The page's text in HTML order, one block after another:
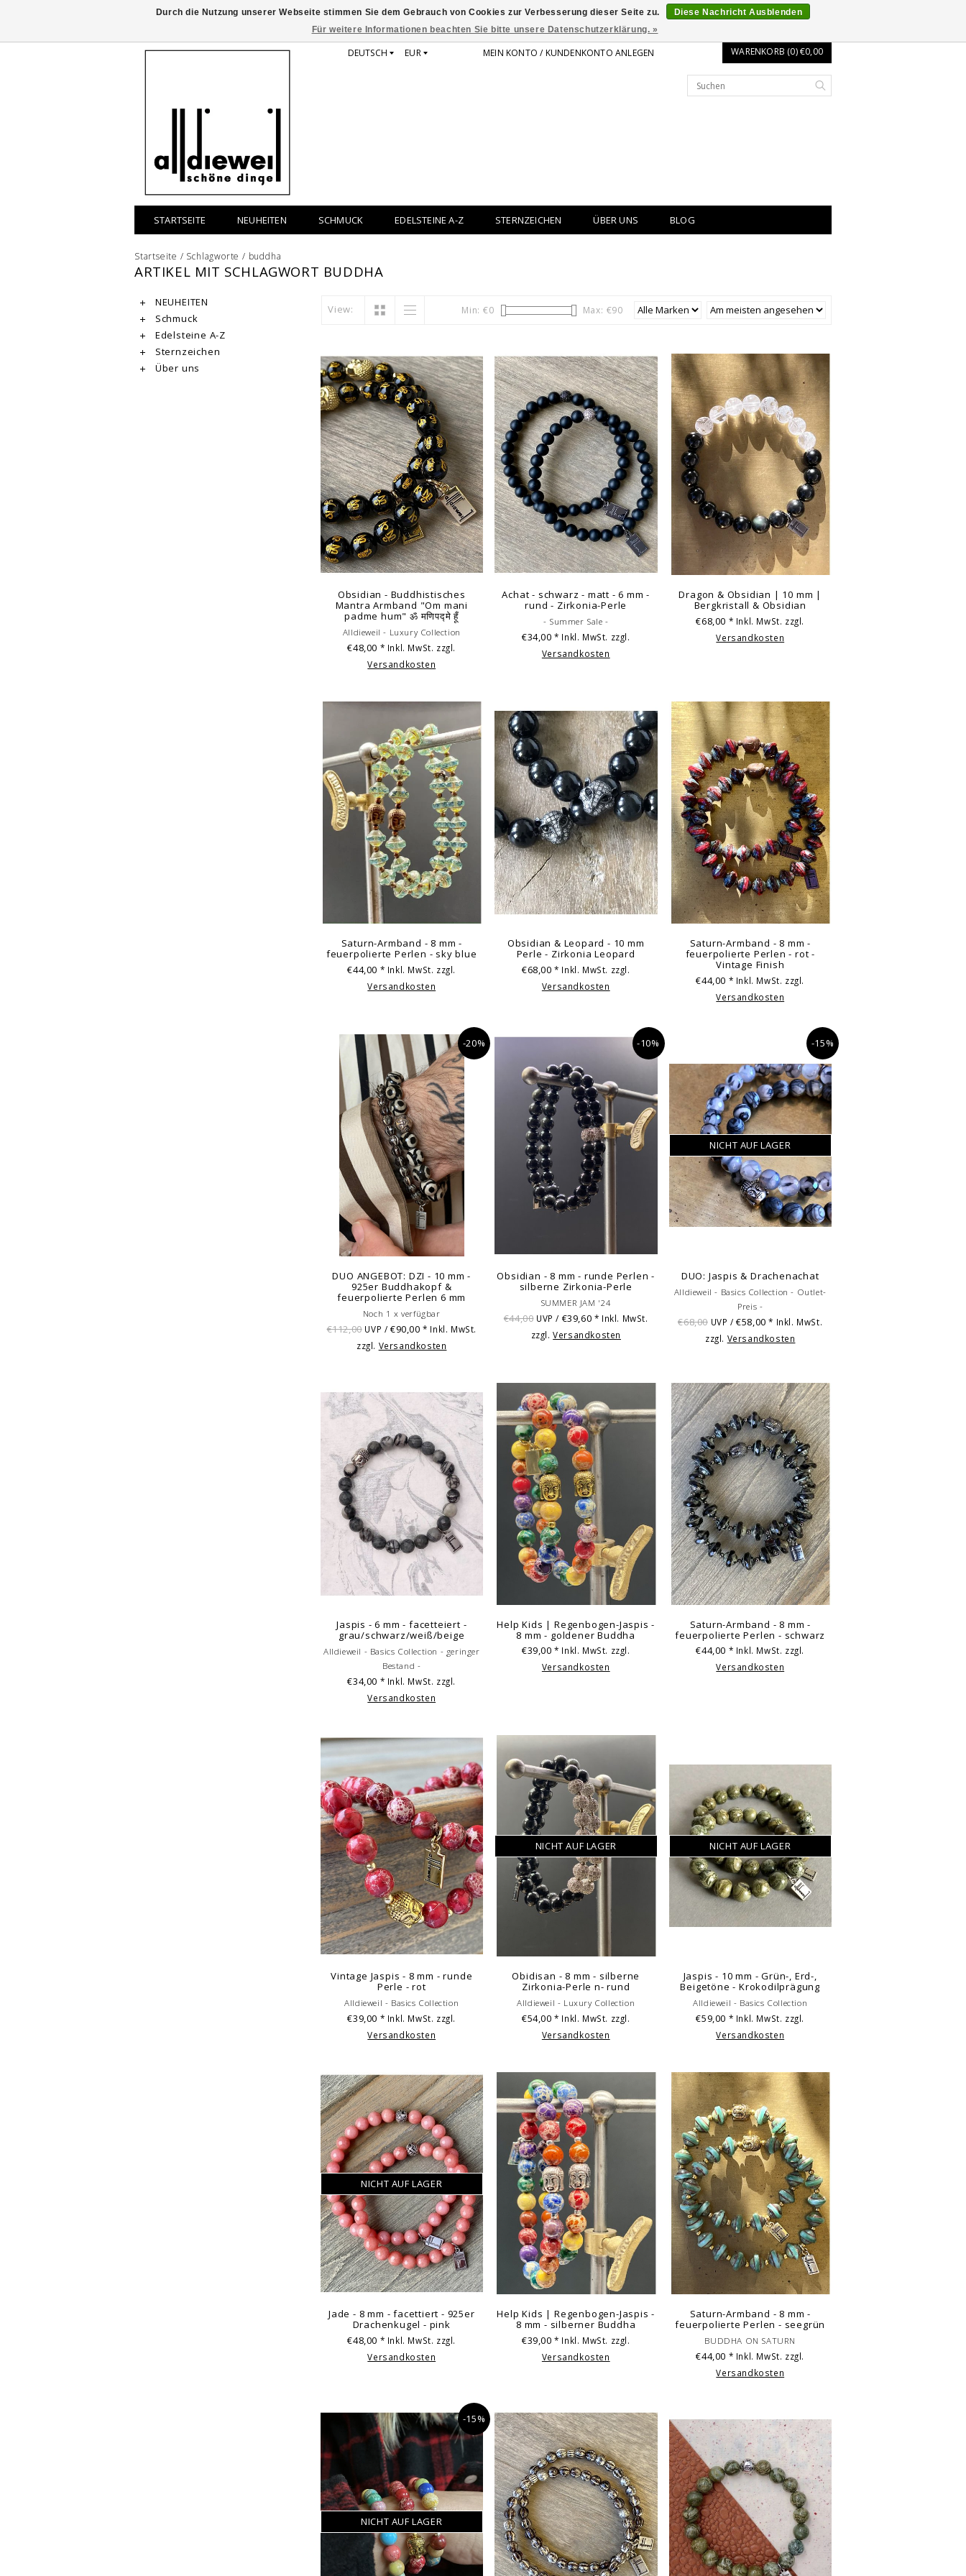
DEUTSCH EUR MEIN KONTO / KUNDENKONTO ANLEGEN WARENKORB (0) €0,00
STARTSEITE NEUHEITEN SCHMUCK EDELSTEINE A-Z STERNZEICHEN ÜBER UNS BLOG
Startseite / Schlagworte / buddha
ARTIKEL MIT SCHLAGWORT BUDDHA
NEUHEITEN
Schmuck
Edelsteine A-Z
Sternzeichen
Über uns
View: Min: €0 Max: €90
Obsidian - Buddhistisches
Mantra Armband "Om mani
padme hum" ॐ मणिपद्मे हूँ
Alldieweil - Luxury Collection
€48,00 * Inkl. MwSt. zzgl.
Versandkosten
Achat - schwarz - matt - 6 mm -
rund - Zirkonia-Perle
- Summer Sale -
€34,00* Inkl. MwSt. zzgl.
Versandkosten
Dragon & Obsidian | 10 mm |
Bergkristall & Obsidian
€68,00 * Inkl. MwSt. zzgl.
Versandkosten
Saturn-Armband - 8 mm -
feuerpolierte Perlen - sky blue
€44,00 * Inkl. MwSt. zzgl.
Versandkosten
Obsidian & Leopard - 10 mm
Perle - Zirkonia Leopard
€68,00* Inkl. MwSt. zzgl.
Versandkosten
Saturn-Armband - 8 mm -
feuerpolierte Perlen - rot -
Vintage Finish
€44,00 * Inkl. MwSt. zzgl.
Versandkosten
-20%
DUO ANGEBOT: DZI - 10 mm -
925er Buddhakopf &
feuerpolierte Perlen 6 mm
Noch 1 x verfügbar
€112,00 UVP / €90,00* Inkl. MwSt.
zzgl. Versandkosten
-10%
Obsidian - 8 mm - runde Perlen -
silberne Zirkonia-Perle
SUMMER JAM '24
€44,00 UVP / €39,60 * Inkl. MwSt.
zzgl.Versandkosten
NICHT AUF LAGER
-15%
DUO: Jaspis & Drachenachat
Alldieweil - Basics Collection - Outlet-
Preis -
€68,00 UVP / €58,00* Inkl. MwSt.
zzgl. Versandkosten
Jaspis - 6 mm - facetteiert -
grau/schwarz/weiß/beige
Alldieweil - Basics Collection - geringer
Bestand -
€34,00 * Inkl. MwSt. zzgl.
Versandkosten
Help Kids | Regenbogen-Jaspis -
8 mm - goldener Buddha
€39,00* Inkl. MwSt. zzgl.
Versandkosten
Saturn-Armband - 8 mm -
feuerpolierte Perlen - schwarz
€44,00 * Inkl. MwSt. zzgl.
Versandkosten
Vintage Jaspis - 8 mm - runde
Perle - rot
Alldieweil - Basics Collection
€39,00 * Inkl. MwSt. zzgl.
Versandkosten
NICHT AUF LAGER
Obidisan - 8 mm - silberne
Zirkonia-Perle n- rund
Alldieweil - Luxury Collection
€54,00* Inkl. MwSt. zzgl.
Versandkosten
NICHT AUF LAGER
Jaspis - 10 mm - Grün-, Erd-,
Beigetöne - Krokodilprägung
Alldieweil - Basics Collection
€59,00 * Inkl. MwSt. zzgl.
Versandkosten
NICHT AUF LAGER
Jade - 8 mm - facettiert - 925er
Drachenkugel - pink
€48,00 * Inkl. MwSt. zzgl.
Versandkosten
Help Kids | Regenbogen-Jaspis -
8 mm - silberner Buddha
€39,00* Inkl. MwSt. zzgl.
Versandkosten
Saturn-Armband - 8 mm -
feuerpolierte Perlen - seegrün
BUDDHA ON SATURN
€44,00 * Inkl. MwSt. zzgl.
Versandkosten
NICHT AUF LAGER
-15%
Durch die Nutzung unserer Webseite stimmen Sie dem Gebrauch von Cookies zur Verbesserung dieser Seite zu.
Diese Nachricht Ausblenden
Für weitere Informationen beachten Sie bitte unsere Datenschutzerklärung. »